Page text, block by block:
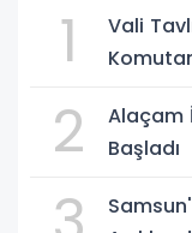
1
Vali
2
Alaçam
Başladı